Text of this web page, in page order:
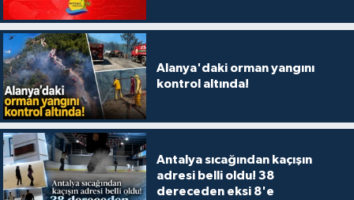
Alanya'daki orman yangını
kontrol altında!
Antalya sıcağından kaçışın
adresi belli oldu! 38
dereceden eksi 8'e